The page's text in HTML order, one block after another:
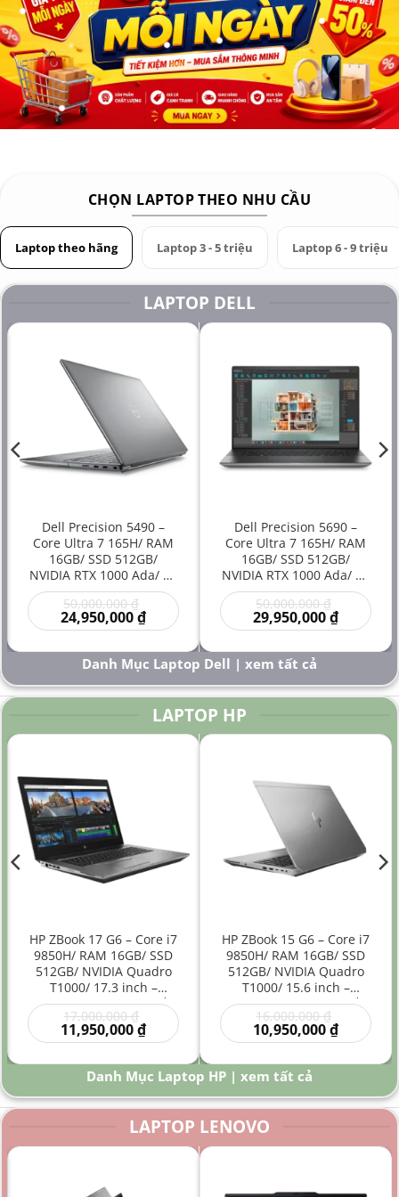
Trọng lượng Weight: 2.2 kg
CHỌN LAPTOP THEO NHU CẦU
Laptop theo hãng Laptop 3 - 5 triệu Laptop 6 - 9 triệu
LAPTOP DELL
Dell Precision 5490 –
Core Ultra 7 165H/ RAM
16GB/ SSD 512GB/
NVIDIA RTX 1000 Ada/ 14
inch – Laptop
Workstation Đồ Họa Siêu
Gọn Hiệu Năng Cao Giá
50,000,000₫
gốc
là:
50,000,000 ₫.
24,950,000₫Giá
hiện
là:
24,950,000 ₫.
Dell Precision 5690 –
Core Ultra 7 165H/ RAM
16GB/ SSD 512GB/
NVIDIA RTX 1000 Ada/ 16
inch – Laptop
Workstation Cao Cấp Đồ
Họa Kỹ Thuật Sáng Tạo
50,000,000₫
gốc
là:
29,950,000₫Giá
hiện
là:
₫.
Danh Mục Laptop Dell | xem tất cả
LAPTOP HP
HP ZBook 17 G6 – Core i7
9850H/ RAM 16GB/ SSD
512GB/ NVIDIA Quadro
T1000/ 17.3 inch –
Laptop Workstation Đồ
Họa Kỹ Thuật Màn Hình
Lớn
17,000,000₫
gốc
là:
17,000,000 ₫.
11,950,000₫Giá
hiện
là:
11,950,000 ₫.
HP ZBook 15 G6 – Core i7
9850H/ RAM 16GB/ SSD
512GB/ NVIDIA Quadro
T1000/ 15.6 inch –
Laptop Workstation Đồ
Họa Kỹ Thuật Hiệu Năng
Cao
16,000,000₫
gốc
là:
10,950,000₫Giá
hiện
là:
₫.
Danh Mục Laptop HP | xem tất cả
LAPTOP LENOVO